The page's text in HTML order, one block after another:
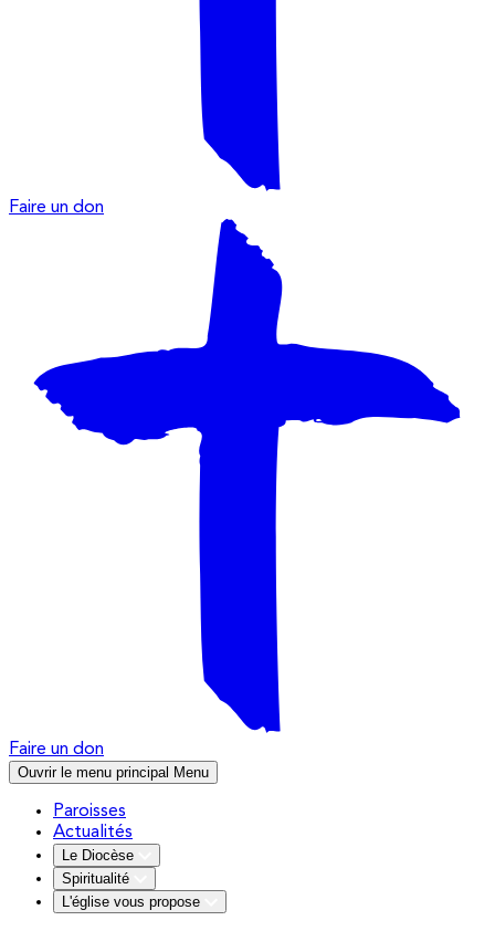
Faire un don
Faire un don
Ouvrir le menu principal Menu
Paroisses
Actualités
Le Diocèse
Spiritualité
L'église vous propose